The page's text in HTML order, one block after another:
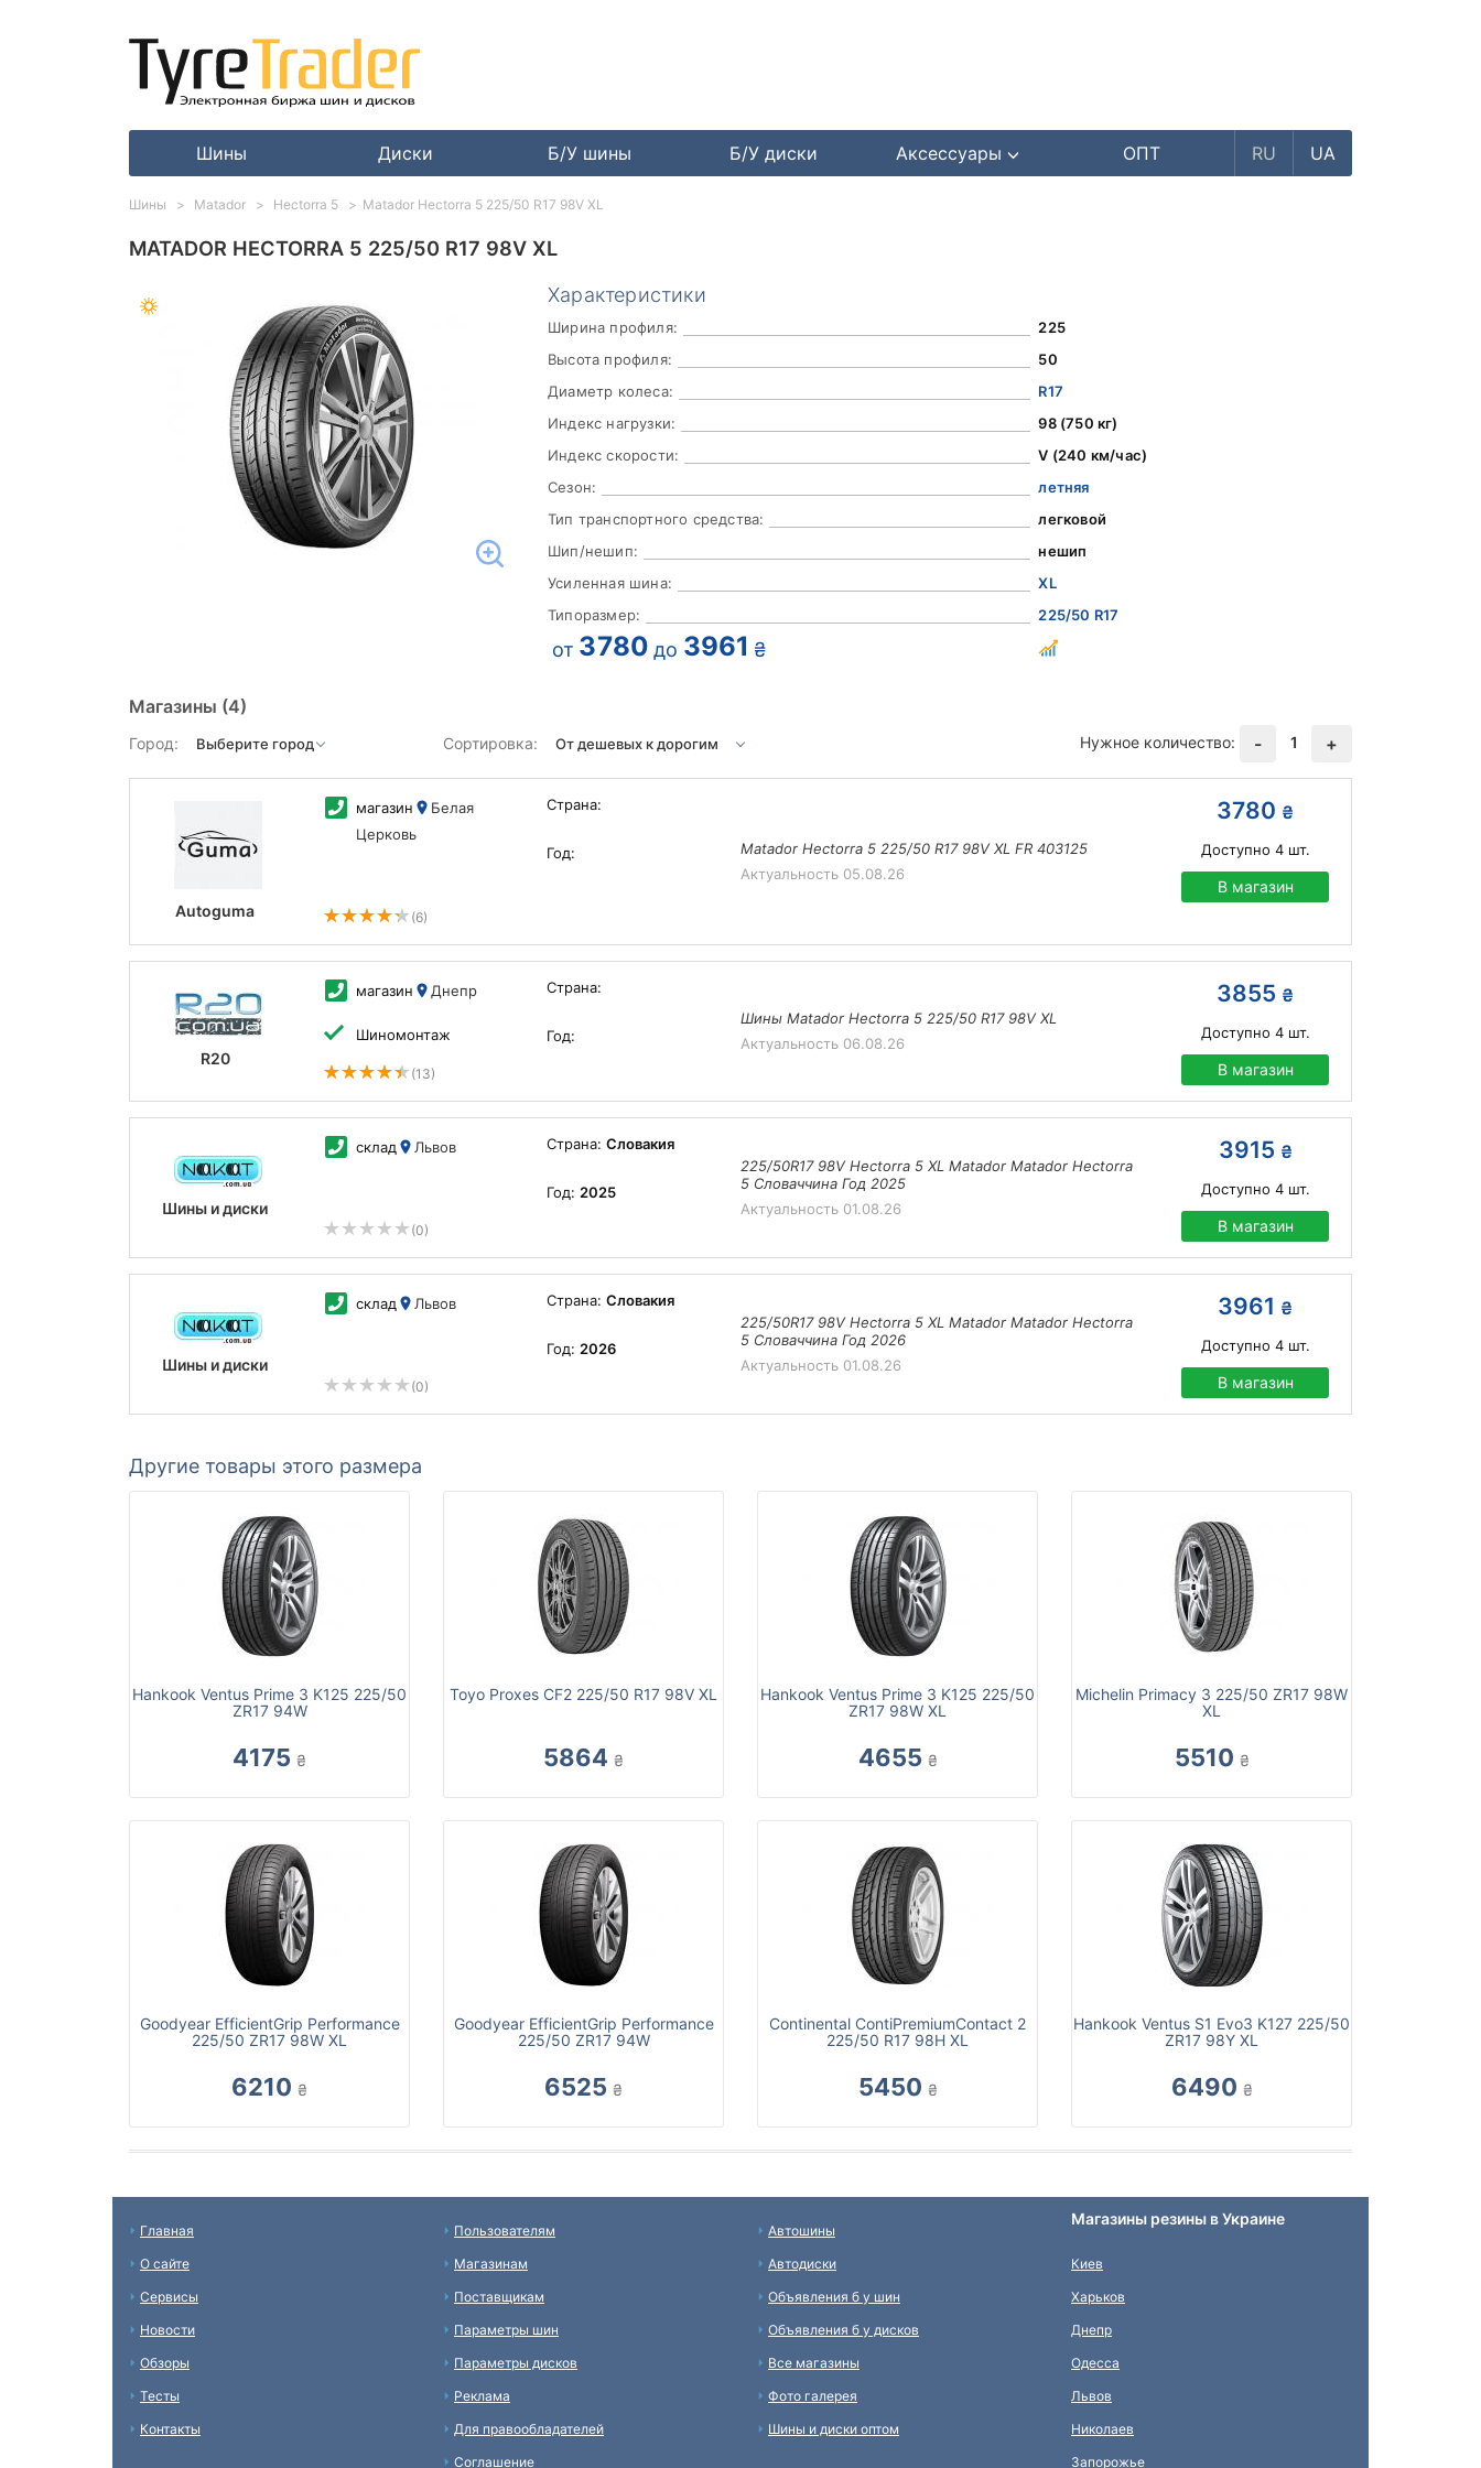
Шины Диски Б/У шины Б/У диски Аксессуары ОПТ RU UA
MATADOR HECTORRA 5 225/50 R17 98V XL
Характеристики
Ширина профиля:
225
Высота профиля:
50
Диаметр колеса:
R17
Индекс нагрузки:
98 (750 кг)
Индекс скорости:
V (240 км/час)
Сезон:
летняя
Тип транспортного средства:
легковой
Шип/нешип:
нешип
Усиленная шина:
XL
Типоразмер:
225/50 R17
от 3780 до 3961 ₴
Магазины (4)
Город: Сортировка: Нужное количество: - 1 +
Autoguma
магазин
Белая
Церковь
(6)
Страна:
Год:
Matador Hectorra 5 225/50 R17 98V XL FR 403125
Актуальность 05.08.26
3780 ₴
Доступно 4шт.
В магазин
R20
магазин Днепр
Шиномонтаж
(13)
Страна:
Год:
Шины Matador Hectorra 5 225/50 R17 98V XL
Актуальность 06.08.26
3855 ₴
Доступно 4шт.
В магазин
Шины и диски
склад Львов
(0)
Страна: Словакия
Год: 2025
225/50R17 98V Hectorra 5 XL Matador Matador Hectorra
5 Словаччина Год 2025
Актуальность 01.08.26
3915 ₴
Доступно 4шт.
В магазин
Шины и диски
склад Львов
(0)
Страна: Словакия
Год: 2026
225/50R17 98V Hectorra 5 XL Matador Matador Hectorra
5 Словаччина Год 2026
Актуальность 01.08.26
3961 ₴
Доступно 4шт.
В магазин
Другие товары этого размера
Hankook Ventus Prime 3 K125 225/50
ZR17 94W
4175 ₴
Toyo Proxes CF2 225/50 R17 98V XL
5864 ₴
Hankook Ventus Prime 3 K125 225/50
ZR17 98W XL
4655 ₴
Michelin Primacy 3 225/50 ZR17 98W
XL
5510 ₴
Goodyear EfficientGrip Performance
225/50 ZR17 98W XL
6210 ₴
Goodyear EfficientGrip Performance
225/50 ZR17 94W
6525 ₴
Continental ContiPremiumContact 2
225/50 R17 98H XL
5450 ₴
Hankook Ventus S1 Evo3 K127 225/50
ZR17 98Y XL
6490 ₴
Шины Matador Hectorra 5 Matador Hectorra 5 225/50 R17 98V XL
Главная
О сайте
Сервисы
Новости
Обзоры
Тесты
Контакты
Пользователям
Магазинам
Поставщикам
Параметры шин
Параметры дисков
Реклама
Для правообладателей
Соглашение
Автошины
Автодиски
Объявления б у шин
Объявления б у дисков
Все магазины
Фото галерея
Шины и диски оптом
Магазины резины в Украине
Киев
Харьков
Днепр
Одесса
Львов
Николаев
Запорожье